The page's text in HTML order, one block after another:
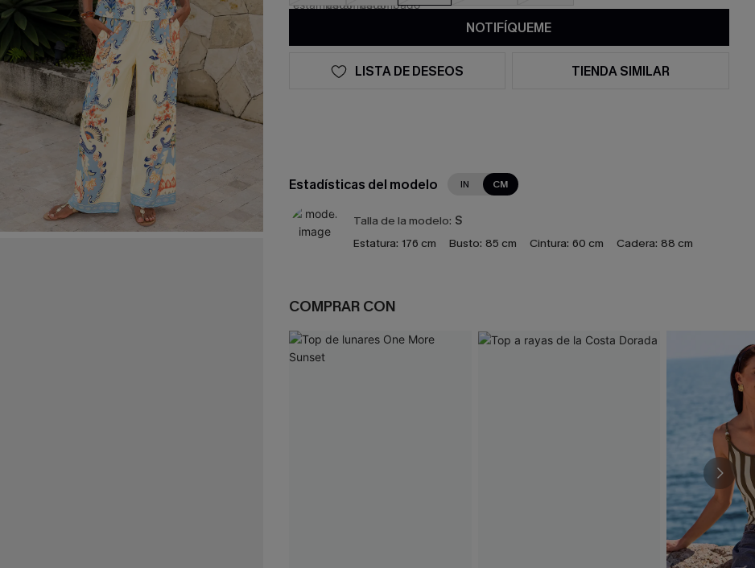
NOTIFÍQUEME
LISTA DE DESEOS TIENDA SIMILAR
Estadísticas del modelo IN CM
Talla de la modelo: S
Estatura: 176 cm Busto: 85 cm Cintura: 60 cm Cadera: 88 cm
COMPRAR CON